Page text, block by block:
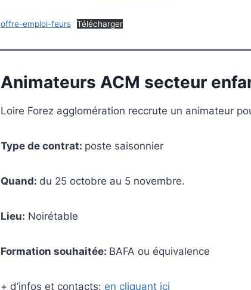
offre-emploi-feurs Télécharger
Animateurs ACM secteur
Loire Forez agglomération reccrute un animateur
Type de contrat: poste saisonnier
Quand: du 25 octobre au 5 novembre.
Lieu: Noirétable
Formation souhaitée: BAFA ou équivalence
+ d’infos et contacts: en cliquant ici